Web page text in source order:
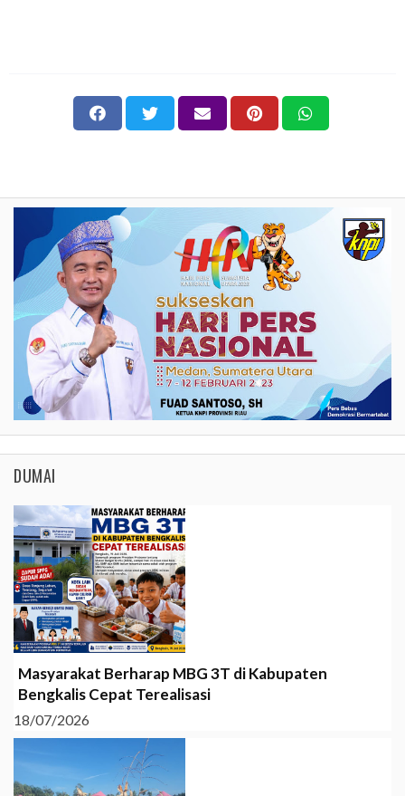
DUMAI
Masyarakat Berharap MBG 3T di Kabupaten
Bengkalis Cepat Terealisasi
18/07/2026